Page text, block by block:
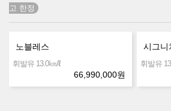
노블레스
휘발유 13.0㎞/ℓ
66,990,000원
시그니
휘발유